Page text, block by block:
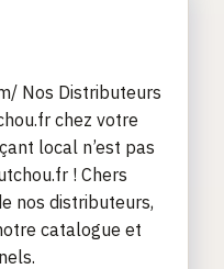
Nos Distributeurs
chez votre
local n’est pas
! Chers
nos distributeurs,
catalogue et